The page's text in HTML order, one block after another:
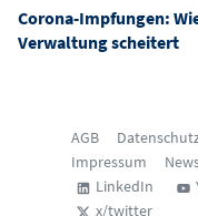
Corona-Impfungen:
Verwaltung scheitert
AGB
Impressum
LinkedIn
x/twitter